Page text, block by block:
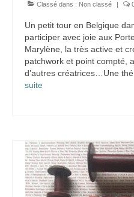
Classé dans : Non classé |
Un petit tour en Belgique
participer avec joie aux
Marylène, la très active et
patchwork et point compté,
d’autres créatrices…Une
suite­­